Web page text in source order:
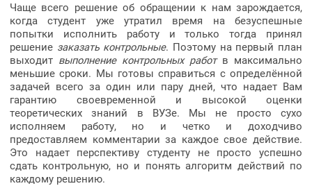
Чаще всего решение об обращении к нам зарождается,
когда студент уже утратил время на безуспешные
попытки исполнить работу и только тогда принял
решение заказать контрольные. Поэтому на первый план
выходит выполнение контрольных работв максимально
меньшие сроки. Мы готовы справиться с определённой
задачей всего за один или пару дней, что надает Вам
гарантию своевременной и высокой оценки
теоретических знаний в ВУЗе. Мы не просто сухо
исполняем работу, но и четко и доходчиво
предоставляем комментарии за каждое свое действие.
Это надает перспективу студенту не просто успешно
сдать контрольную, но и понять алгоритм действий по
каждому решению.